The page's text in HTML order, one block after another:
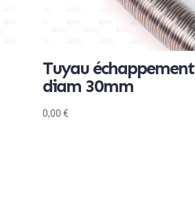
Tuyau échappement
diam 30mm
0,00€